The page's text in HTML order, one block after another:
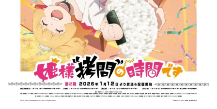
Powered by livedoor 相互RSS
韓国人「日本の柴犬くん散歩
中の暑さに耐えられなかった結
果」
韓国人「最近の日本アニメ業
界の勢力図を変えたと言われる
作品がこちら…」→「こういう
のが面白い…（ﾌﾞﾙﾌﾞﾙ」＝韓